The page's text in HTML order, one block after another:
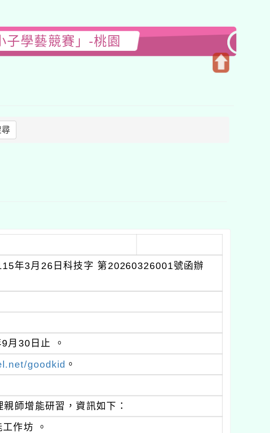
學藝競賽」-桃園
年3月26日科技字 第20260326001號函辦
月30日止 。
goodkid 。
師增能研習，資訊如下：
作坊 。